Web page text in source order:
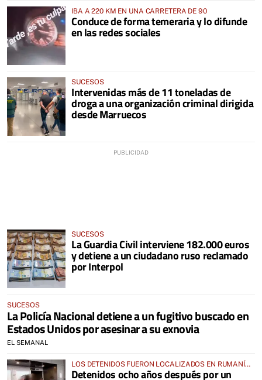
IBA A 220 KM EN UNA CARRETERA DE 90
Conduce de forma temeraria y lo difunde
en las redes sociales
SUCESOS
Intervenidas más de 11 toneladas de
droga a una organización criminal dirigida
desde Marruecos
SUCESOS
La Guardia Civil interviene 182.000 euros
y detiene a un ciudadano ruso reclamado
por Interpol
SUCESOS
La Policía Nacional detiene a un fugitivo buscado en
Estados Unidos por asesinar a su exnovia
EL SEMANAL
LOS DETENIDOS FUERON LOCALIZADOS EN RUMANÍA
Y REINO UNIDO
Detenidos ocho años después por un